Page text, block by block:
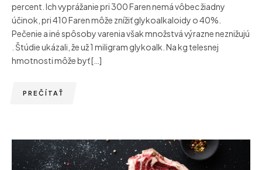
percent. Ich vyprážanie pri 300 Faren nemá vôbec žiadny
účinok, pri 410 Faren môže znížiť glykoalkaloidy o 40%.
Pečenie a iné spôsoby varenia však množstvá výrazne neznižujú
. Štúdie ukázali, že už 1 miligram glykoalk. Na kg telesnej
hmotnosti môže byť […]
PREČÍTAŤ